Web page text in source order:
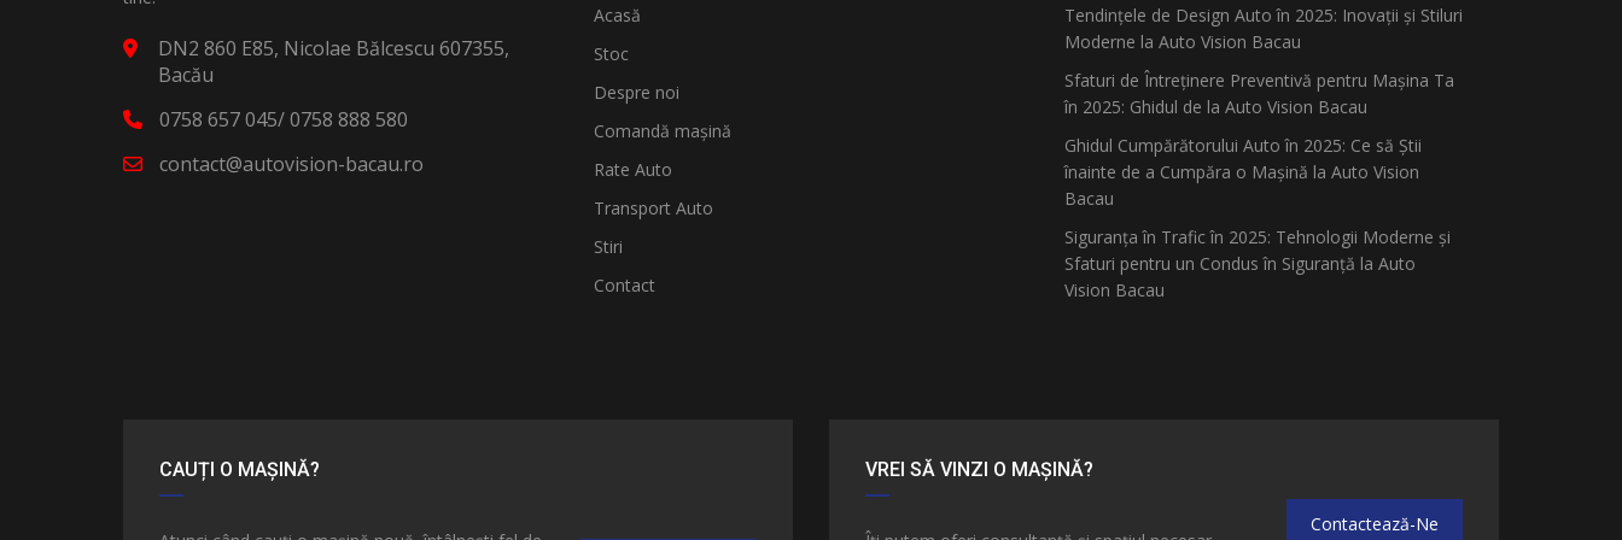
DN2 860 E85, Nicolae Bălcescu 607355,
Bacău
0758 657 045/ 0758 888 580
contact@autovision-bacau.ro
Acasă
Stoc
Despre noi
Comandă mașină
Rate Auto
Transport Auto
Stiri
Contact
Tendințele de Design Auto în 2025: Inovații și Stiluri
Moderne la Auto Vision Bacau
Sfaturi de Întreținere Preventivă pentru Mașina Ta
în 2025: Ghidul de la Auto Vision Bacau
Ghidul Cumpărătorului Auto în 2025: Ce să Știi
înainte de a Cumpăra o Mașină la Auto Vision
Bacau
Siguranța în Trafic în 2025: Tehnologii Moderne și
Sfaturi pentru un Condus în Siguranță la Auto
Vision Bacau
CAUȚI O MAȘINĂ? VREI SĂ VINZI O MAȘINĂ?
Contactează-Ne